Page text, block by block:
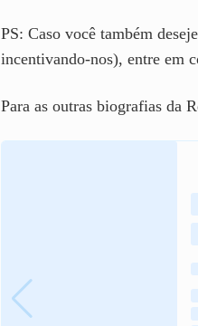
PS: Caso você também
incentivando-nos), entre em
Para as outras biografias da